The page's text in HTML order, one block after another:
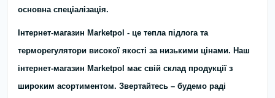
основна спеціалізація.
Інтернет-магазин Marketpol - це тепла підлога та
терморегулятори високої якості за низькими цінами. Наш
інтернет-магазин Marketpol має свій склад продукції з
широким асортиментом. Звертайтесь – будемо раді